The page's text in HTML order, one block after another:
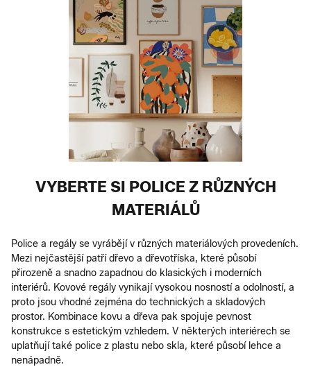
VYBERTE SI POLICE Z RŮZNÝCH
MATERIÁLŮ
Police a regály se vyrábějí v různých materiálových provedeních.
Mezi nejčastější patří dřevo a dřevotříska, které působí
přirozeně a snadno zapadnou do klasických i moderních
interiérů. Kovové regály vynikají vysokou nosností a odolností, a
proto jsou vhodné zejména do technických a skladových
prostor. Kombinace kovu a dřeva pak spojuje pevnost
konstrukce s estetickým vzhledem. V některých interiérech se
uplatňují také police z plastu nebo skla, které působí lehce a
nenápadně.